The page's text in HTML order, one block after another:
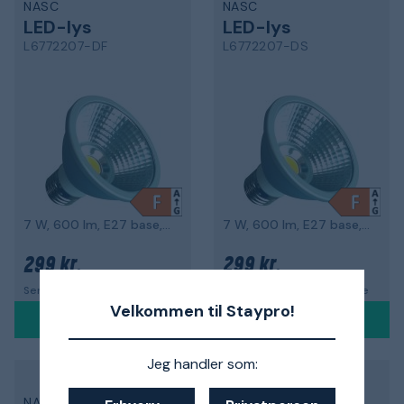
Velkommen til Staypro!
Jeg handler som:
NASC
LED-lys
L6772207-DF
7 W, 600 lm, E27 base, 2700 K
299 kr.
Sendes indenfor 8-10 dage
NASC
LED-lys
L6772207-DS
7 W, 600 lm, E27 base, 2700 K
299 kr.
Sendes indenfor 8-10 dage